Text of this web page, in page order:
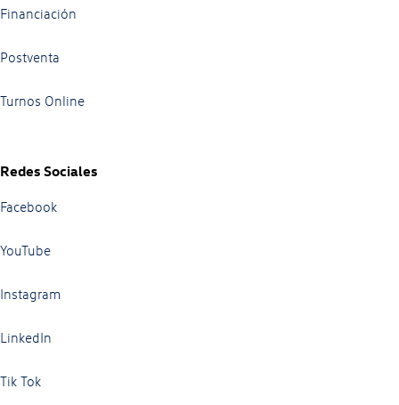
Financiación
Postventa
Turnos Online
Redes Sociales
Facebook
YouTube
Instagram
LinkedIn
Tik Tok